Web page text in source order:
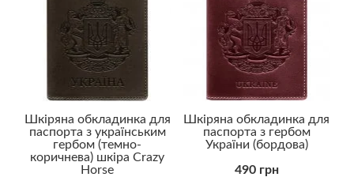
Шкіряна обкладинка для
паспорта з українським
гербом (темно-
коричнева) шкіра Crazy
Horse
Шкіряна обкладинка для
паспорта з гербом
України (бордова)
490 грн